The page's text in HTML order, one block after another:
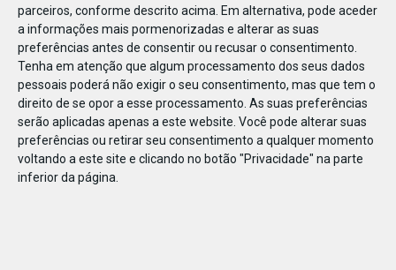
parceiros, conforme descrito acima. Em alternativa, pode aceder
a informações mais pormenorizadas e alterar as suas
preferências antes de consentir ou recusar o consentimento.
Tenha em atenção que algum processamento dos seus dados
pessoais poderá não exigir o seu consentimento, mas que tem o
direito de se opor a esse processamento. As suas preferências
serão aplicadas apenas a este website. Você pode alterar suas
preferências ou retirar seu consentimento a qualquer momento
voltando a este site e clicando no botão "Privacidade" na parte
inferior da página.
82818925032982